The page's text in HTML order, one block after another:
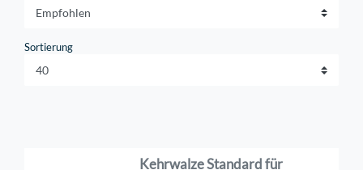
Sortierung
Kehrwalze Standard für